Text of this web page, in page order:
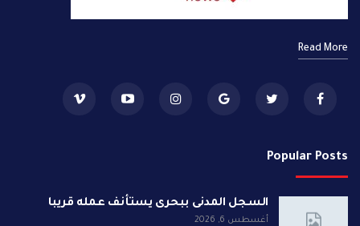
Read More
Popular Posts
السجل المدنى ببحرى يستأنف عمله قريبا
أغسطس 6, 2026